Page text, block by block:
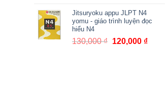
là:
155,000 ₫.là:
Jitsuryoku appu JLPT N4
yomu - giáo trình luyện đọc
hiểu N4
130,000₫ Giá
120,000 ₫Giá